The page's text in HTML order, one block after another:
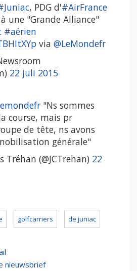
, PDG d'#AirFrance
une "Grande Alliance"
#aérien
via @LeMondefr
22 juli 2015
"Ns sommes
course, mais pr
de tête, ns avons
générale"
Tréhan (@JCTrehan) 22
golfcarriers de juniac
nieuwsbrief